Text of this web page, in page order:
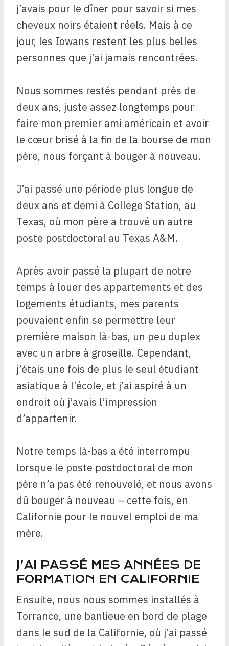
j’avais pour le dîner pour savoir si mes
cheveux noirs étaient réels. Mais à ce
jour, les Iowans restent les plus belles
personnes que j’ai jamais rencontrées.
Nous sommes restés pendant près de
deux ans, juste assez longtemps pour
faire mon premier ami américain et avoir
le cœur brisé à la fin de la bourse de mon
père, nous forçant à bouger à nouveau.
J’ai passé une période plus longue de
deux ans et demi à College Station, au
Texas, où mon père a trouvé un autre
poste postdoctoral au Texas A&M.
Après avoir passé la plupart de notre
temps à louer des appartements et des
logements étudiants, mes parents
pouvaient enfin se permettre leur
première maison là-bas, un peu duplex
avec un arbre à groseille. Cependant,
j’étais une fois de plus le seul étudiant
asiatique à l’école, et j’ai aspiré à un
endroit où j’avais l’impression
d’appartenir.
Notre temps là-bas a été interrompu
lorsque le poste postdoctoral de mon
père n’a pas été renouvelé, et nous avons
dû bouger à nouveau – cette fois, en
Californie pour le nouvel emploi de ma
mère.
J’AI PASSÉ MES ANNÉES DE
FORMATION EN CALIFORNIE
Ensuite, nous nous sommes installés à
Torrance, une banlieue en bord de plage
dans le sud de la Californie, où j’ai passé